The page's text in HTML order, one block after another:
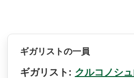
ギガリストの一員
ギガリスト: クルコノシ